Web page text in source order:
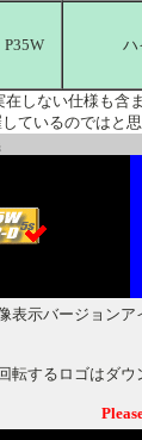
P35W ハ
在しない仕様も含
ているのではと
表示バージョンア
するロゴはダウ